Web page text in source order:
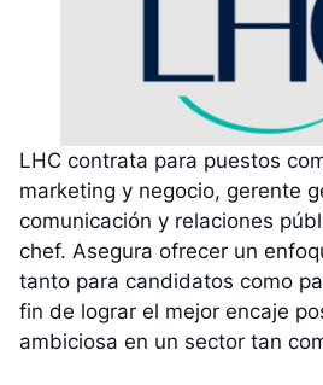
LHC contrata para puestos
marketing y negocio, gerente
comunicación y relaciones
chef. Asegura ofrecer un
tanto para candidatos como
fin de lograr el mejor encaje
ambiciosa en un sector tan